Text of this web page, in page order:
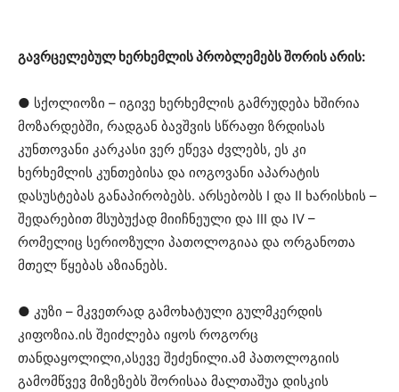
გავრცელებულ ხერხემლის პრობლემებს შორის არის:
● სქოლიოზი – იგივე ხერხემლის გამრუდება ხშირია
მოზარდებში, რადგან ბავშვის სწრაფი ზრდისას
კუნთოვანი კარკასი ვერ ეწევა ძვლებს, ეს კი
ხერხემლის კუნთებისა და იოგოვანი აპარატის
დასუსტებას განაპირობებს. არსებობს I და II ხარისხის –
შედარებით მსუბუქად მიიჩნეული და III და IV –
რომელიც სერიოზული პათოლოგიაა და ორგანოთა
მთელ წყებას აზიანებს.
● კუზი – მკვეთრად გამოხატული გულმკერდის
კიფოზია.ის შეიძლება იყოს როგორც
თანდაყოლილი,ასევე შეძენილი.ამ პათოლოგიის
გამომწვევ მიზეზებს შორისაა მალთაშუა დისკის